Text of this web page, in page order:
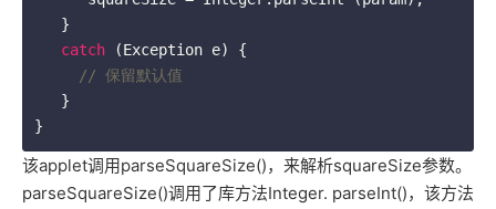
catch (Exception e) {
// 保留默认值
该applet调用parseSquareSize()，来解析squareSize参数。
parseSquareSize()调用了库方法Integer. parseInt()，该方法